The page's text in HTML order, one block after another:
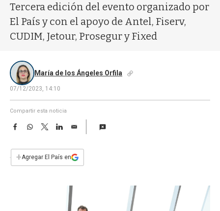
a
Tercera edición del evento organizado por
El País y con el apoyo de Antel, Fiserv,
CUDIM, Jetour, Prosegur y Fixed
María de los Ángeles Orfila
07/12/2023, 14:10
Compartir esta noticia
F
e
b
W
s
T
w
t
L
E
i
l
+Agregar El País en